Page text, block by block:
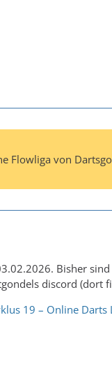
Flowliga von
Bisher
discord (dort
19 – Online